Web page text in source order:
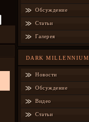
Обсуждение
Статьи
Галерея
DARK MILLENNIUM
Новости
Обсуждение
Видео
Статьи